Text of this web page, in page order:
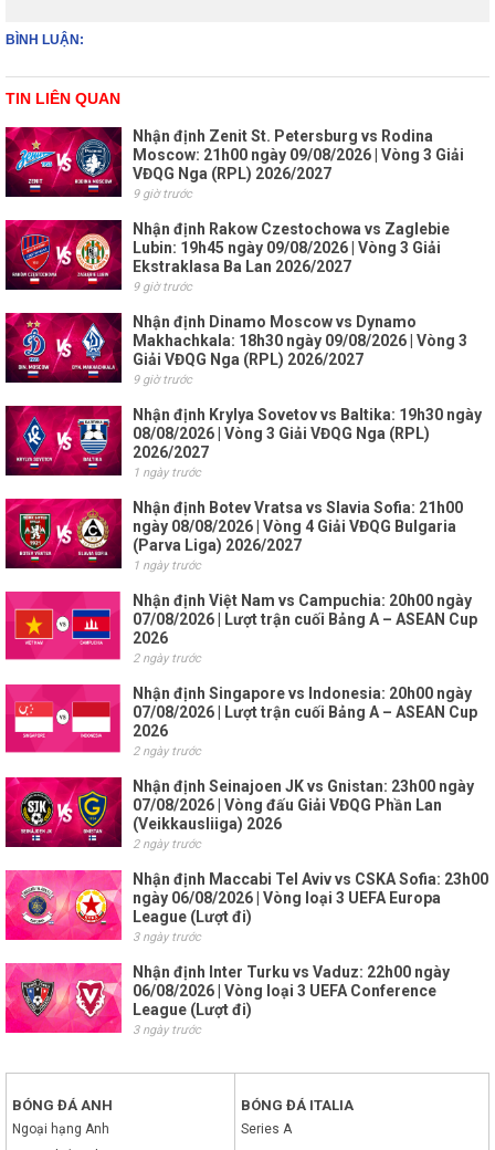
BÌNH LUẬN:
TIN LIÊN QUAN
Nhận định Zenit St. Petersburg vs Rodina
Moscow: 21h00 ngày 09/08/2026 | Vòng 3 Giải
VĐQG Nga (RPL) 2026/2027
9 giờ trước
Nhận định Rakow Czestochowa vs Zaglebie
Lubin: 19h45 ngày 09/08/2026 | Vòng 3 Giải
Ekstraklasa Ba Lan 2026/2027
9 giờ trước
Nhận định Dinamo Moscow vs Dynamo
Makhachkala: 18h30 ngày 09/08/2026 | Vòng 3
Giải VĐQG Nga (RPL) 2026/2027
9 giờ trước
Nhận định Krylya Sovetov vs Baltika: 19h30 ngày
08/08/2026 | Vòng 3 Giải VĐQG Nga (RPL)
2026/2027
1 ngày trước
Nhận định Botev Vratsa vs Slavia Sofia: 21h00
ngày 08/08/2026 | Vòng 4 Giải VĐQG Bulgaria
(Parva Liga) 2026/2027
1 ngày trước
Nhận định Việt Nam vs Campuchia: 20h00 ngày
07/08/2026 | Lượt trận cuối Bảng A – ASEAN Cup
2026
2 ngày trước
Nhận định Singapore vs Indonesia: 20h00 ngày
07/08/2026 | Lượt trận cuối Bảng A – ASEAN Cup
2026
2 ngày trước
Nhận định Seinajoen JK vs Gnistan: 23h00 ngày
07/08/2026 | Vòng đấu Giải VĐQG Phần Lan
(Veikkausliiga) 2026
2 ngày trước
Nhận định Maccabi Tel Aviv vs CSKA Sofia: 23h00
ngày 06/08/2026 | Vòng loại 3 UEFA Europa
League (Lượt đi)
3 ngày trước
Nhận định Inter Turku vs Vaduz: 22h00 ngày
06/08/2026 | Vòng loại 3 UEFA Conference
League (Lượt đi)
3 ngày trước
BÓNG ĐÁ ANH
Ngoại hạng Anh
BÓNG ĐÁ ITALIA
Series A